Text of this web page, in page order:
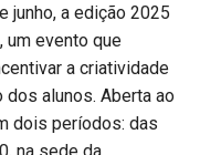
junho, a edição 2025
um evento que
a criatividade
alunos. Aberta ao
dois períodos: das
na sede da